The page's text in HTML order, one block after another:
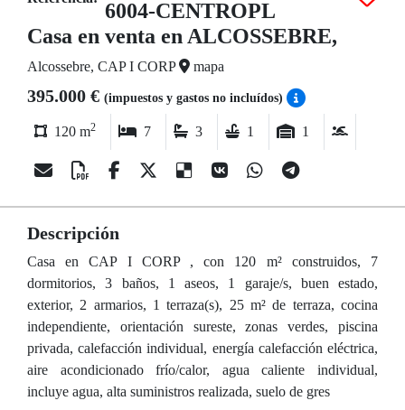
6004-CENTROPL
Casa en venta en ALCOSSEBRE,
Alcossebre, CAP I CORP mapa
395.000 € (impuestos y gastos no incluídos)
120 m2 7 3 1 1
Descripción
Casa en CAP I CORP , con 120 m² construidos, 7
dormitorios, 3 baños, 1 aseos, 1 garaje/s, buen estado,
exterior, 2 armarios, 1 terraza(s), 25 m² de terraza, cocina
independiente, orientación sureste, zonas verdes, piscina
privada, calefacción individual, energía calefacción eléctrica,
aire acondicionado frío/calor, agua caliente individual,
incluye agua, alta suministros realizada, suelo de gres